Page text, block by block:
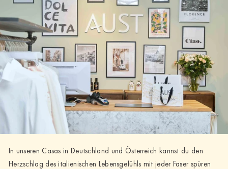
In unseren Casas in Deutschland und Österreich kannst du den
Herzschlag des italienischen Lebensgefühls mit jeder Faser spüren